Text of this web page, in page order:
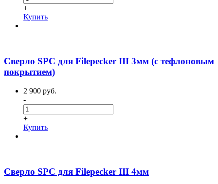
+
Купить
Сверло SPC для Filepecker III 3мм (с тефлоновым
покрытием)
2 900 руб.
-
+
Купить
Сверло SPC для Filepecker III 4мм